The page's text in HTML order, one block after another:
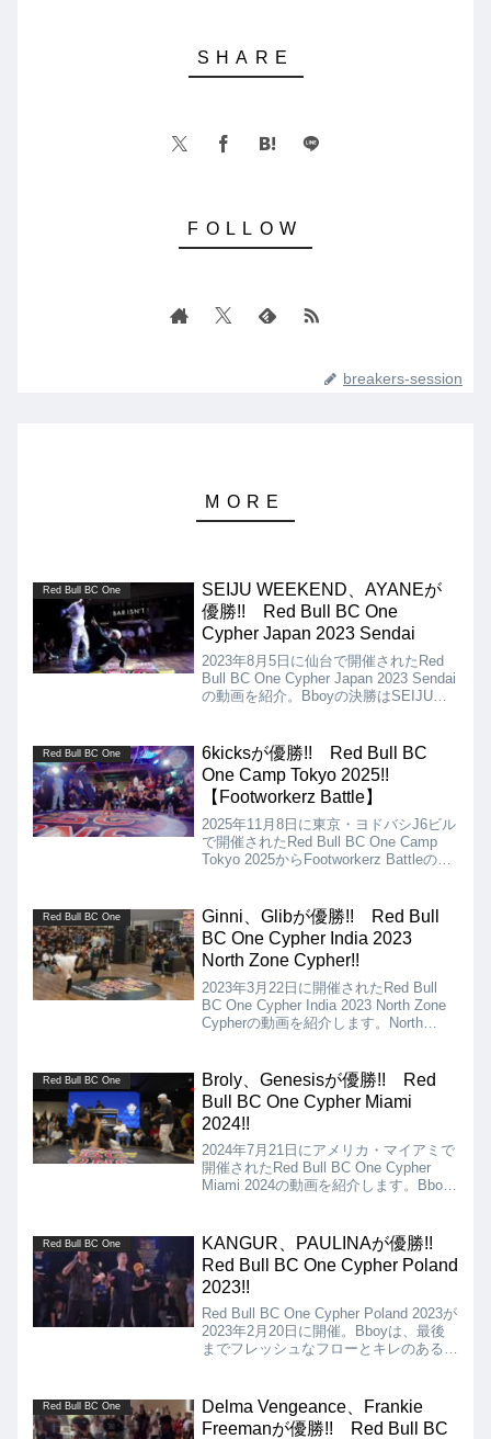
breakers-session
Red Bull BC One
SEIJU WEEKEND、AYANEが
優勝!! Red Bull BC One
Cypher Japan 2023 Sendai
2023年8月5日に仙台で開催されたRed
Bull BC One Cypher Japan 2023 Sendai
の動画を紹介。Bboyの決勝はSEIJU
Red Bull BC One
6kicksが優勝!! Red Bull BC
One Camp Tokyo 2025!!
【Footworkerz Battle】
2025年11月8日に東京・ヨドバシJ6ビル
で開催されたRed Bull BC One Camp
Tokyo 2025からFootworkerz Battleの動
を繰り広げたFootworkerz Battleでした
が、優勝は6kicksとなりました!!
Red Bull BC One
Ginni、Glibが優勝!! Red Bull
BC One Cypher India 2023
North Zone Cypher!!
2023年3月22日に開催されたRed Bull
BC One Cypher India 2023 North Zone
Cypherの動画を紹介します。North
Red Bull BC One
Broly、Genesisが優勝!! Red
Bull BC One Cypher Miami
2024!!
2024年7月21日にアメリカ・マイアミで
開催されたRed Bull BC One Cypher
Miami 2024の動画を紹介します。Bboy
結果は、Broly、Genesisの優勝となりま
した!!
Red Bull BC One
KANGUR、PAULINAが優勝!!
Red Bull BC One Cypher Poland
2023!!
Red Bull BC One Cypher Poland 2023が
2023年2月20日に開催。Bboyは、最後
までフレッシュなフローとキレのあるム
PAULINAが優勝!!
Red Bull BC One
Delma Vengeance、Frankie
Freemanが優勝!! Red Bull BC